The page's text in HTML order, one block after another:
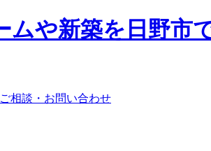
ご相談・お問い合わせ